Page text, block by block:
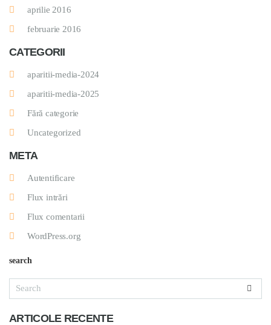
aprilie 2016
februarie 2016
CATEGORII
aparitii-media-2024
aparitii-media-2025
Fără categorie
Uncategorized
META
Autentificare
Flux intrări
Flux comentarii
WordPress.org
search
ARTICOLE RECENTE